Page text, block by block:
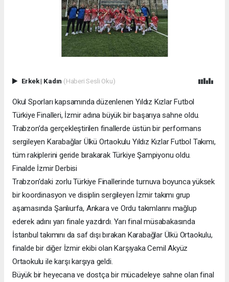
Erkek| Kadın (Haberi Sesli Oku)
Okul Sporları kapsamında düzenlenen Yıldız Kızlar Futbol
Türkiye Finalleri, İzmir adına büyük bir başarıya sahne oldu.
Trabzon’da gerçekleştirilen finallerde üstün bir performans
sergileyen Karabağlar Ülkü Ortaokulu Yıldız Kızlar Futbol Takımı,
tüm rakiplerini geride bırakarak Türkiye Şampiyonu oldu.
Finalde İzmir Derbisi
Trabzon’daki zorlu Türkiye Finallerinde turnuva boyunca yüksek
bir koordinasyon ve disiplin sergileyen İzmir takımı grup
aşamasında Şanlıurfa, Ankara ve Ordu takımlarını mağlup
ederek adını yarı finale yazdırdı. Yarı final müsabakasında
İstanbul takımını da saf dışı bırakan Karabağlar Ülkü Ortaokulu,
finalde bir diğer İzmir ekibi olan Karşıyaka Cemil Akyüz
Ortaokulu ile karşı karşıya geldi.
Büyük bir heyecana ve dostça bir mücadeleye sahne olan final